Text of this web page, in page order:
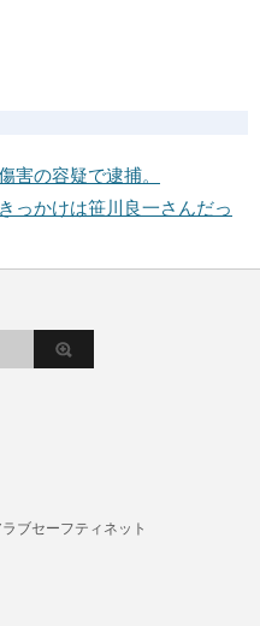
害の容疑で逮捕。
っかけは笹川良一さんだっ